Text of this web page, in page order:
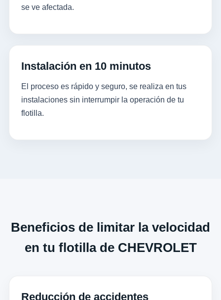
se ve afectada.
Instalación en 10 minutos
El proceso es rápido y seguro, se realiza en tus
instalaciones sin interrumpir la operación de tu
flotilla.
Beneficios de limitar la velocidad
en tu flotilla de CHEVROLET
Reducción de accidentes